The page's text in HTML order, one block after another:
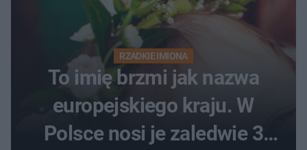
RZADKIE IMIONA
To imię brzmi jak nazwa
europejskiego kraju. W
Polsce nosi je zaledwie 3